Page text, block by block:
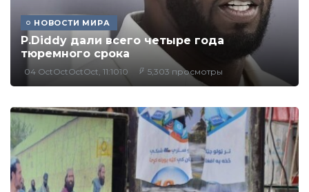
НОВОСТИ МИРА
P.Diddy дали всего четыре года
тюремного срока
04 OctOctOctOct, 11:1010 5,303 просмотры